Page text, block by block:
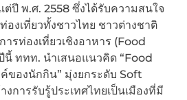
ปี พ.ศ. 2558 ซึ่งได้รับความสนใจ
องเที่ยวทั้งชาวไทย ชาวต่างชาติ
รท่องเที่ยวเชิงอาหาร (Food
ททท. นำเสนอแนวคิด “Food
ของนักกิน” มุ่งยกระดับ Soft
การรับรู้ประเทศไทยเป็นเมืองที่มี